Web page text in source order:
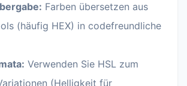
Farben übersetzen aus
(häufig HEX) in codefreundliche
Verwenden Sie HSL zum
(Helligkeit für